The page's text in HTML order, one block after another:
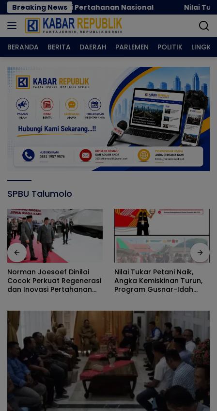
Langsung
ke
konten
Breaking News
dan Inovasi Pertahanan Nasional Nilai Tukar
BERANDA BERITA DAERAH PARLEMEN POLITIK
SPBU Talumolo
Norman Joesoef Dinilai
Cocok Perkuat Regenerasi
dan Inovasi Pertahanan
Nilai Tukar Petani Naik,
Angka Kemiskinan Turun,
Program Gusnar-Idah